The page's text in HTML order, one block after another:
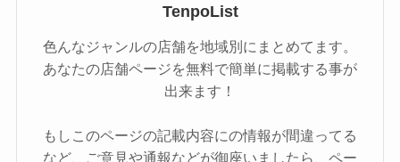
TenpoList
色んなジャンルの店舗を地域別にまとめてます。
あなたの店舗ページを無料で簡単に掲載する事が
出来ます！
もしこのページの記載内容にの情報が間違ってる
など、ご意見や通報などが御座いましたら、ペー